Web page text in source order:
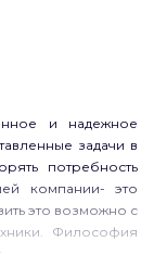
и надежное
задачи в
потребность
компании- это
это возможно с
Философия